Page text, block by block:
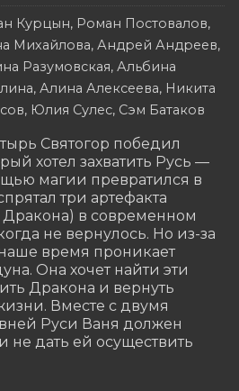
Курцын, Роман Постовалов,
Михайлова, Андрей Андреев,
Разумовская, Альбина
Алина Алексеева, Никита
Юлия Сулес, Сэм Батаков
Святогор победил
хотел захватить Русь —
магии превратился в
три артефакта
Дракона) в современном
не вернулось. Но из-за
время проникает
Она хочет найти эти
Дракона и вернуть
Вместе с двумя
Руси Ваня должен
не дать ей осуществить